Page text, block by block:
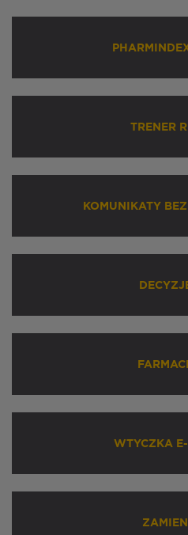
TRENER
KOMUNIKATY
WTYCZKA E-